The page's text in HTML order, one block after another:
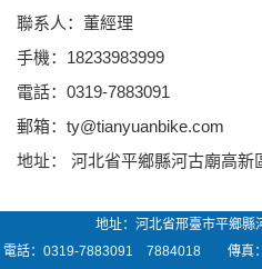
聯系人：董經理
手機：18233983999
電話：0319-7883091
郵箱：ty@tianyuanbike.com
地址： 河北省平鄉縣河古廟高新
地址：河北省邢臺市平鄉縣
電話：0319-7883091 7884018 傳